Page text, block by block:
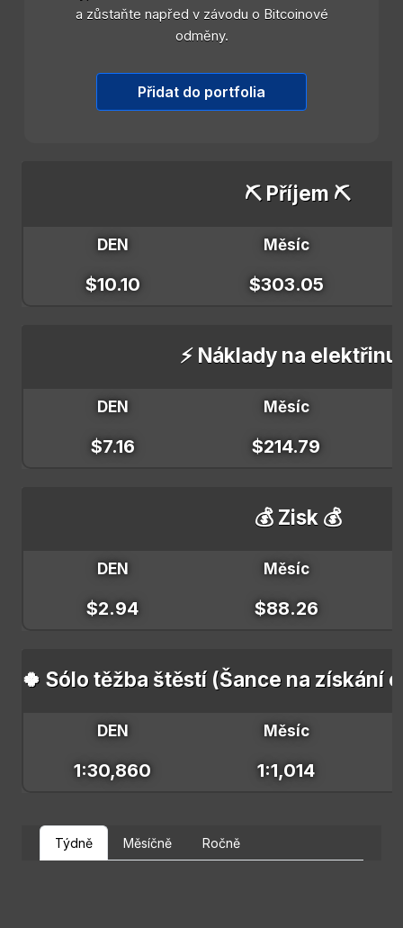
a zůstaňte napřed v závodu o Bitcoinové
odměny.
Přidat do portfolia
⛏️ Příjem ⛏️
DEN Měsíc
$10.10 $303.05
⚡ Náklady na elektřinu
DEN Měsíc
$7.16 $214.79
💰 Zisk 💰
DEN Měsíc
$2.94 $88.26
🍀 Sólo těžba štěstí (Šance na získání
DEN Měsíc
1:30,860 1:1,014
Týdně Měsíčně Ročně